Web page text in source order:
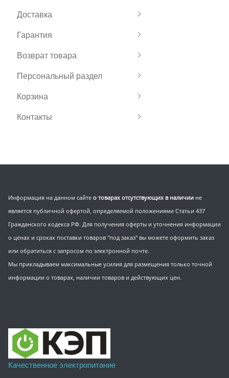
Доставка
Гарантия
Возврат товара
Персональный раздел
Корзина
Контакты
Информация на данном сайте о товарах отсутствующих в наличии не
является публичной офертой, определяемой положениями Статьи 437
Гражданского кодекса РФ. Для получения оферты и уточнения информации
о ценах и сроках поставки товаров "под заказ" вы можете оформить заказ
или обратиться с запросом по электронной почте.
Мы прикладываем максимальные усилия для размещения только точной
информации о товарах, наличии товаров и действующих цен.
Качественное электропитание